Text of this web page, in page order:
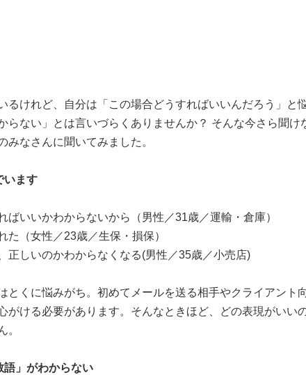
るけれど、自分は「この場合どうすればいいんだろう」と
らない」とは言いづらくありませんか？ そんな今さら聞け
みなさんに聞いてみました。
います
ばいいかわからないから（男性／31歳／運輸・倉庫）
た（女性／23歳／生保・損保）
正しいのかわからなくなる(男性／35歳／小売店)
とくに悩みがち。初めてメールを送る相手やクライアント
がける必要があります。そんなときほど、どの表現がいいの
。
語」がわからない